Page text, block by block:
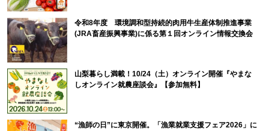
令和8年度 環境調和型持続的肉用牛生産体制推進事業
(JRA畜産振興事業)に係る第１回オンライン情報交換会
山梨暮らし満載！10/24（土）オンライン開催『やまな
しオンライン就農座談会』【参加無料】
“漁師の日”に東京開催。「漁業就業支援フェア2026」に